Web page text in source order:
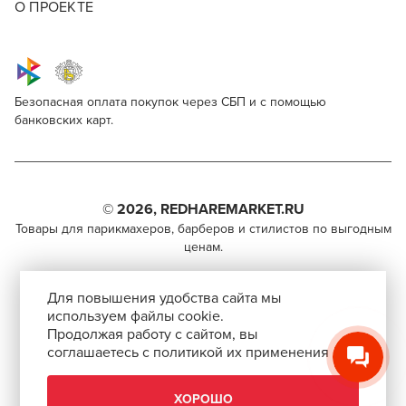
О ПРОЕКТЕ
Безопасная оплата покупок через СБП и с помощью
банковских карт.
© 2026, REDHAREMARKET.RU
Товары для парикмахеров, барберов и стилистов по выгодным
ценам.
+7 (495) 981-65-84
info@redhare.ru
г. Москва, ул. Нижняя Красносельская, 35-64,
этаж 6, помещение 1, комната 22, кабинет 2
СМОТРЕТЬ НА КАРТЕ
Для повышения удобства сайта мы
используем файлы cookie.
Продолжая работу с сайтом, вы
соглашаетесь с политикой их применения
ХОРОШО
Kapous Professional Hyaluronic Acid 10/02
СКОПИРОВАТЬ ССЫЛКУ
ВКОНТАКТЕ
WHATSAPP
парикмахерам, барберам, колористам и другим
специалистам бьюти-индустрии.